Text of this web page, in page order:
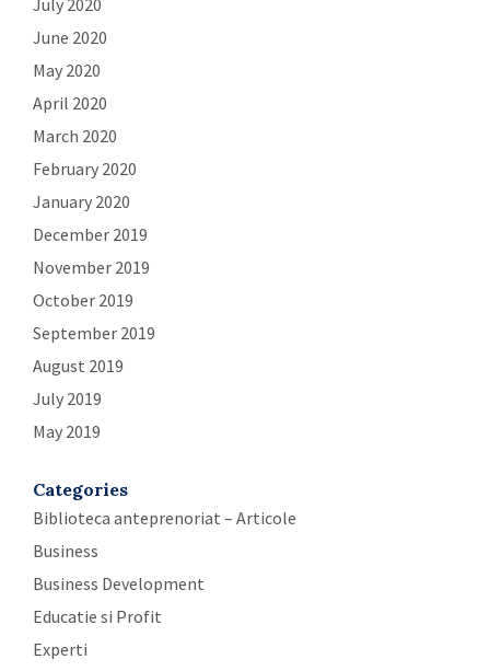
June 2020
May 2020
April 2020
March 2020
February 2020
January 2020
December 2019
November 2019
October 2019
September 2019
August 2019
July 2019
May 2019
Categories
Biblioteca anteprenoriat – Articole
Business
Business Development
Educatie si Profit
Experti